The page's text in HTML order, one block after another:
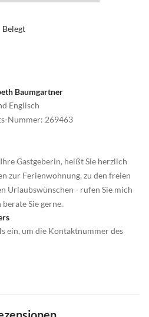
Belegt
Baumgartner
Englisch
Nummer: 269463
Gastgeberin, heißt Sie herzlich
zur Ferienwohnung, zu den freien
Urlaubswünschen - rufen Sie mich
Sie gerne.
ein, um die Kontaktnummer des